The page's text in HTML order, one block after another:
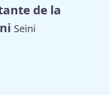
de la
Seini